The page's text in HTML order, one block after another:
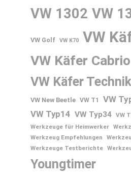
VW 1302 VW
VW Golf VW K70 VW
VW Käfer Cabrio
VW Käfer Technik
VW New Beetle VW T1 VW
VW Typ14 VW Typ34 VW
Werkzeuge für Heimwerker
Werkzeug Empfehlungen
Werkzeuge Testberichte
Youngtimer